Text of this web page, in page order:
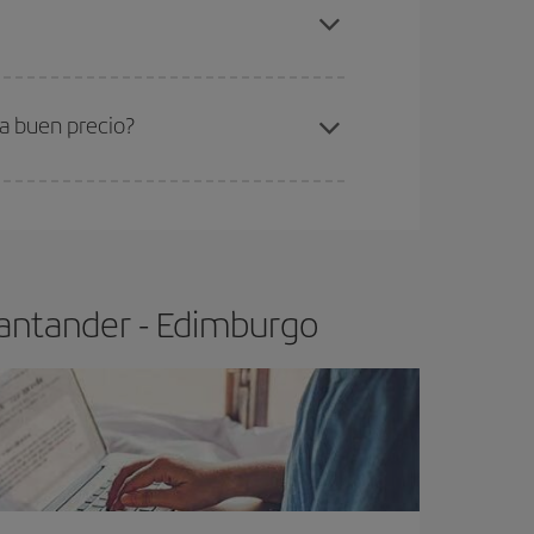
Edimburgo-dest
buen precio?
- Edimburgo